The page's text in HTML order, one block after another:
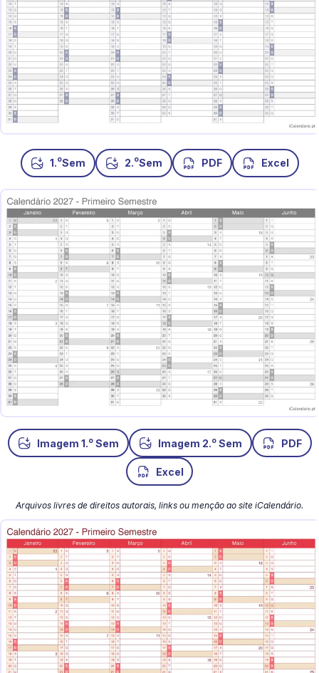
1.oSem 2.oSem PDF Excel
Imagem 1.o Sem Imagem 2.o Sem PDF
Excel
Arquivos livres de direitos autorais, links ou menção ao site iCalendário.